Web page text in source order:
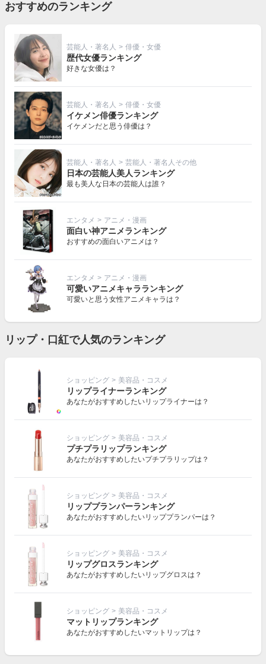
おすすめのランキング
芸能人・著名人 > 俳優・女優
歴代女優ランキング
好きな女優は？
芸能人・著名人 > 俳優・女優
イケメン俳優ランキング
イケメンだと思う俳優は？
芸能人・著名人 > 芸能人・著名人その他
日本の芸能人美人ランキング
最も美人な日本の芸能人は誰？
エンタメ > アニメ・漫画
面白い神アニメランキング
おすすめの面白いアニメは？
エンタメ > アニメ・漫画
可愛いアニメキャラランキング
可愛いと思う女性アニメキャラは？
リップ・口紅で人気のランキング
ショッピング > 美容品・コスメ
リップライナーランキング
あなたがおすすめしたいリップライナーは？
ショッピング > 美容品・コスメ
プチプラリップランキング
あなたがおすすめしたいプチプラリップは？
ショッピング > 美容品・コスメ
リッププランパーランキング
あなたがおすすめしたいリッププランパーは？
ショッピング > 美容品・コスメ
リップグロスランキング
あなたがおすすめしたいリップグロスは？
ショッピング > 美容品・コスメ
マットリップランキング
あなたがおすすめしたいマットリップは？